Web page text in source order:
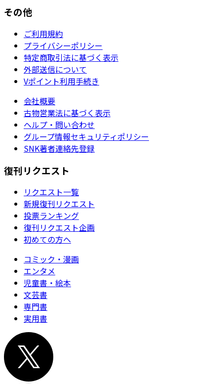
その他
ご利用規約
プライバシーポリシー
特定商取引法に基づく表示
外部送信について
Vポイント利用手続き
会社概要
古物営業法に基づく表示
ヘルプ・問い合わせ
グループ情報セキュリティポリシー
SNK著者連絡先登録
復刊リクエスト
リクエスト一覧
新規復刊リクエスト
投票ランキング
復刊リクエスト企画
初めての方へ
コミック・漫画
エンタメ
児童書・絵本
文芸書
専門書
実用書